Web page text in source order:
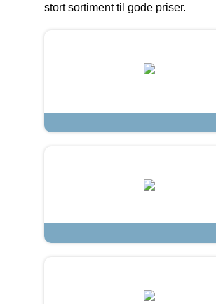
stort sortiment til gode priser.